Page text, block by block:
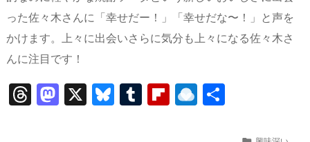
った佐々木さんに「幸せだー！」「幸せだな〜！」と声を
かけます。上々に出会いさらに気分も上々になる佐々木さ
んに注目です！
T M X Bl T Fl R